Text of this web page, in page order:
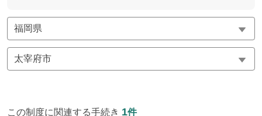
この制度に関連する手続き 1件